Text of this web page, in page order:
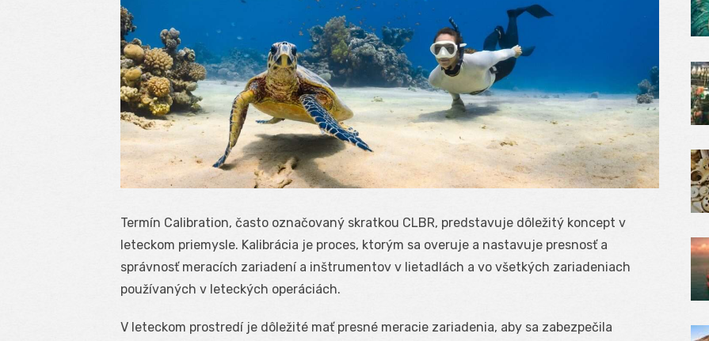
Termín Calibration, často označovaný skratkou CLBR, predstavuje dôležitý koncept v
leteckom priemysle. Kalibrácia je proces, ktorým sa overuje a nastavuje presnosť a
správnosť meracích zariadení a inštrumentov v lietadlách a vo všetkých zariadeniach
používaných v leteckých operáciách.
V leteckom prostredí je dôležité mať presné meracie zariadenia, aby sa zabezpečila